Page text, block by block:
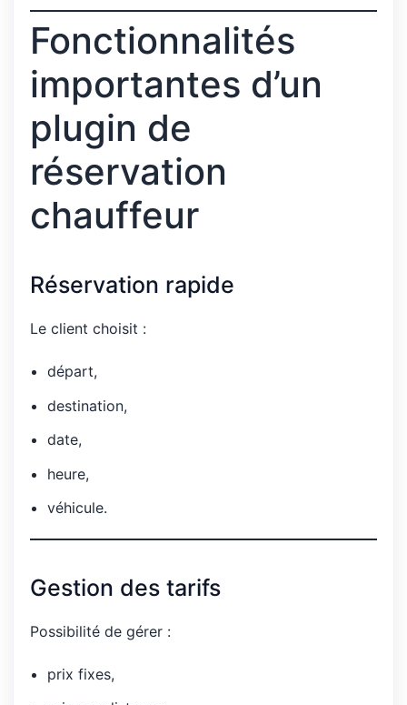
Fonctionnalités
importantes d’un
plugin de
réservation
chauffeur
Réservation rapide
Le client choisit :
départ,
destination,
date,
heure,
véhicule.
Gestion des tarifs
Possibilité de gérer :
prix fixes,